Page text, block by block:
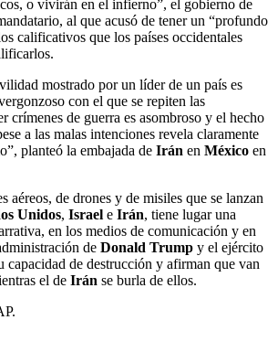
o vivirán en el infierno”, el gobierno de
al que acusó de tener un “profundo
calificativos que los países occidentales
mostrado por un líder de un país es
con el que se repiten las
crímenes de guerra es asombroso y el hecho
a las malas intenciones revela claramente
planteó la embajada de Irán en México en
aéreos, de drones y de misiles que se lanzan
Unidos, Israel e Irán, tiene lugar una
en los medios de comunicación y en
de Donald Trump y el ejército
capacidad de destrucción y afirman que van
el de Irán se burla de ellos.